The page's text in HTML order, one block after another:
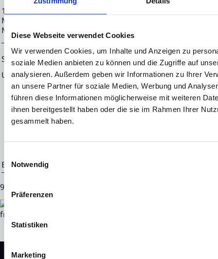
Diese Webseite verwendet Cookies
Wir verwenden Cookies, um Inhalte und Anzeigen zu
soziale Medien anbieten zu können und die Zugriffe auf
analysieren. Außerdem geben wir Informationen zu Ihrer
an unsere Partner für soziale Medien, Werbung und
führen diese Informationen möglicherweise mit weiteren
ihnen bereitgestellt haben oder die sie im Rahmen Ihrer
gesammelt haben.
Notwendig
Präferenzen
Statistiken
Marketing
16.05.2024 CET/CEST Die EQS Distributionsservices
Meldepflichten, Corporate News/Finanznachrichten und
Medienarchiv unter https://eqs-news.com
Sprache:
Deutsch
Unternehmen:
NEON EQUITY AG
Mörfelder Landstraße
60598 Frankfurt
Ende der Mitteilung
91613 16.05.2024 CET/CEST